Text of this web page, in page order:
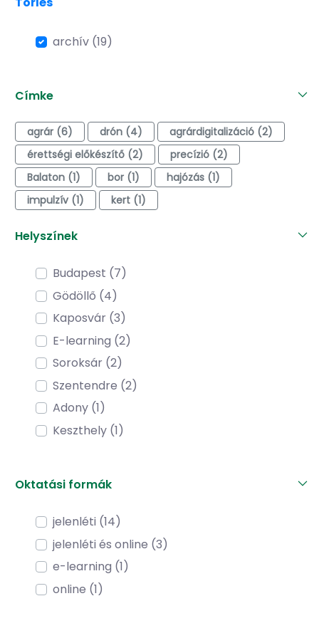
archív (19)
Címke
agrár (6) drón (4)
agrárdigitalizáció (2)
érettségi előkészítő (2)
precízió (2)
Balaton (1)
bor (1)
hajózás (1)
impulzív (1)
kert (1)
Helyszínek
Budapest (7)
Gödöllő (4)
Kaposvár (3)
E-learning (2)
Soroksár (2)
Szentendre (2)
Adony (1)
Keszthely (1)
Oktatási formák
jelenléti (14)
jelenléti és online (3)
e-learning (1)
online (1)